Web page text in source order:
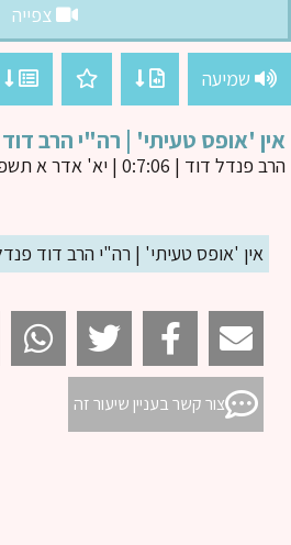
צפייה
שמיעה
'אופס טעיתי' | רה"י הרב דוד
פנדל דוד| 0:7:06 | יא' אדר א תשפ"ד
אין 'אופס טעיתי' | רה"י הרב דוד פנדל |
צור קשר בעניין שיעור זה